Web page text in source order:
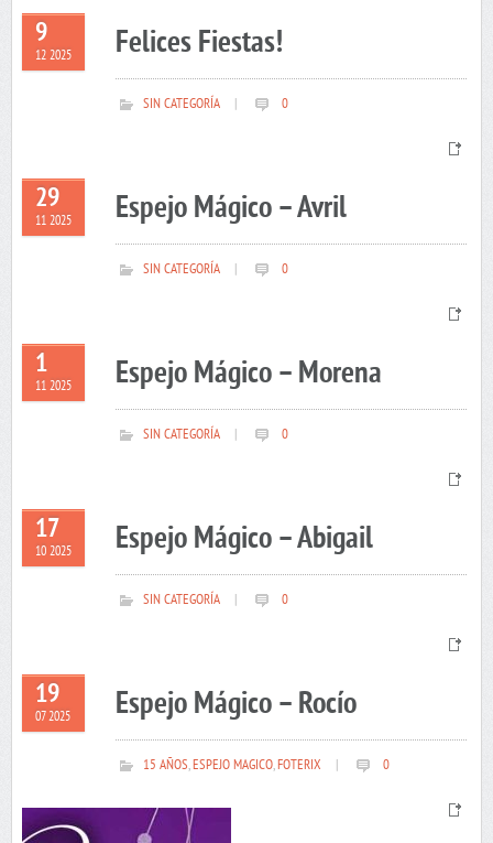
9
12 2025 Felices Fiestas!
SIN CATEGORÍA 0
29
11 2025 Espejo Mágico – Avril
SIN CATEGORÍA 0
1
11 2025 Espejo Mágico – Morena
SIN CATEGORÍA 0
17
10 2025 Espejo Mágico – Abigail
SIN CATEGORÍA 0
19
07 2025 Espejo Mágico – Rocío
15 AÑOS,ESPEJO MAGICO,FOTERIX 0